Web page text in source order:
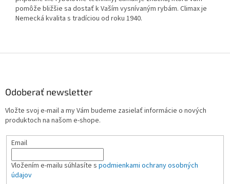
pomôže bližšie sa dostať k Vaším vysnívaným rybám. Climax je
Nemecká kvalita s tradíciou od roku 1940.
Odoberať newsletter
Vložte svoj e-mail a my Vám budeme zasielať informácie o nových
produktoch na našom e-shope.
Email
Vložením e-mailu súhlasíte s podmienkami ochrany osobných
údajov